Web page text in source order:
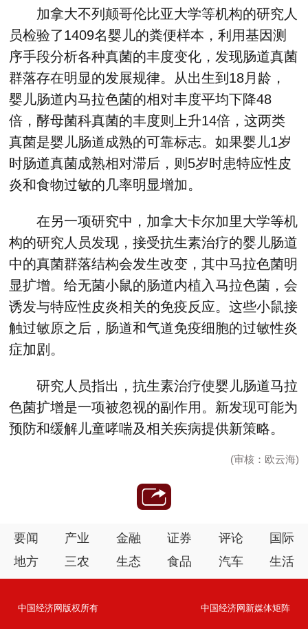
加拿大不列颠哥伦比亚大学等机构的研究人
员检验了1409名婴儿的粪便样本，利用基因测
序手段分析各种真菌的丰度变化，发现肠道真菌
群落存在明显的发展规律。从出生到18月龄，
婴儿肠道内马拉色菌的相对丰度平均下降48
倍，酵母菌科真菌的丰度则上升14倍，这两类
真菌是婴儿肠道成熟的可靠标志。如果婴儿1岁
时肠道真菌成熟相对滞后，则5岁时患特应性皮
炎和食物过敏的几率明显增加。
在另一项研究中，加拿大卡尔加里大学等机
构的研究人员发现，接受抗生素治疗的婴儿肠道
中的真菌群落结构会发生改变，其中马拉色菌明
显扩增。给无菌小鼠的肠道内植入马拉色菌，会
诱发与特应性皮炎相关的免疫反应。这些小鼠接
触过敏原之后，肠道和气道免疫细胞的过敏性炎
症加剧。
研究人员指出，抗生素治疗使婴儿肠道马拉
色菌扩增是一项被忽视的副作用。新发现可能为
预防和缓解儿童哮喘及相关疾病提供新策略。
(审核：欧云海)
要闻 产业 金融 证券 评论
国际
地方
三农 生态 食品 汽车 生活
中国经济网版权所有 中国经济网新媒体矩阵